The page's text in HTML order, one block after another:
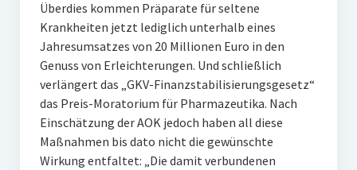
Überdies kommen Präparate für seltene
Krankheiten jetzt lediglich unterhalb eines
Jahresumsatzes von 20 Millionen Euro in den
Genuss von Erleichterungen. Und schließlich
verlängert das „GKV-Finanzstabilisierungsgesetz“
das Preis-Moratorium für Pharmazeutika. Nach
Einschätzung der AOK jedoch haben all diese
Maßnahmen bis dato nicht die gewünschte
Wirkung entfaltet: „Die damit verbundenen